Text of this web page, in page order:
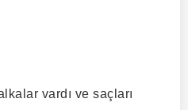
vardı ve saçları